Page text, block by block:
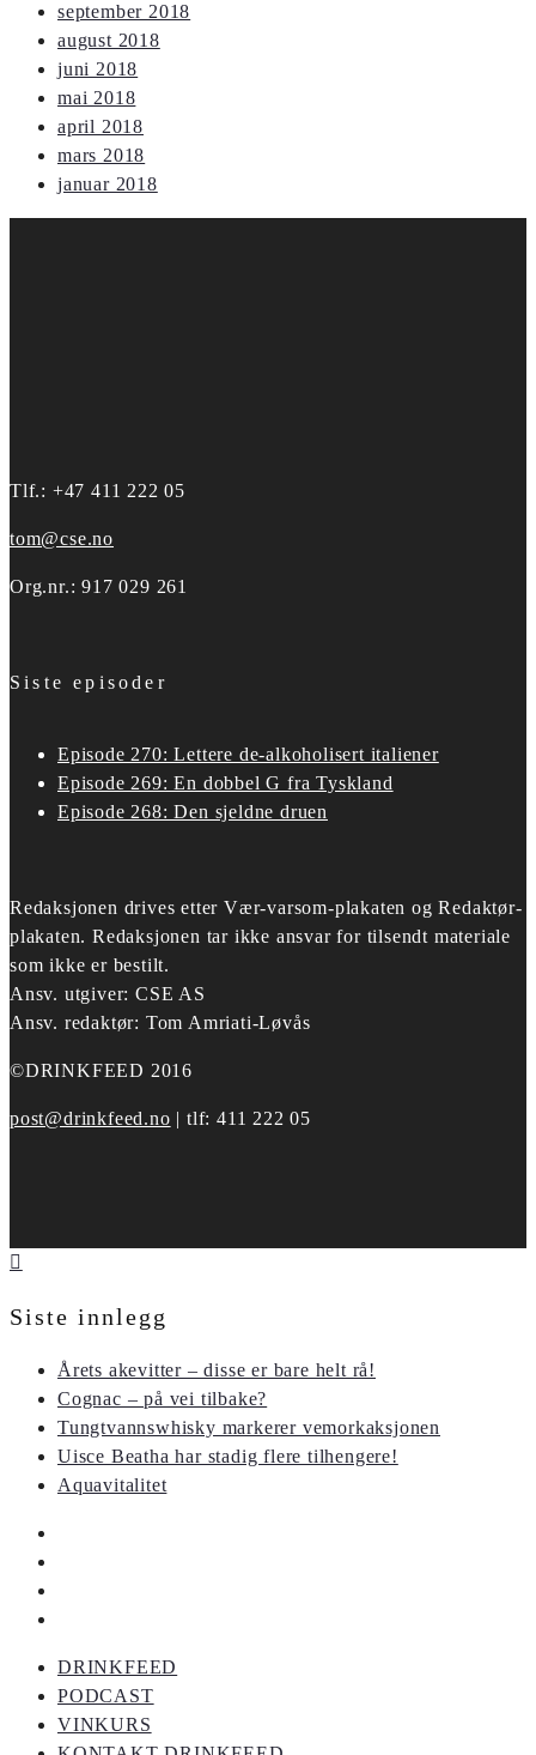
september 2018
august 2018
juni 2018
mai 2018
april 2018
mars 2018
januar 2018
Tlf.: +47 411 222 05
tom@cse.no
Org.nr.: 917 029 261
Siste episoder
Episode 270: Lettere de-alkoholisert italiener
Episode 269: En dobbel G fra Tyskland
Episode 268: Den sjeldne druen
Redaksjonen drives etter Vær-varsom-plakaten og Redaktør-
plakaten. Redaksjonen tar ikke ansvar for tilsendt materiale
som ikke er bestilt.
Ansv. utgiver: CSE AS
Ansv. redaktør: Tom Amriati-Løvås
©DRINKFEED 2016
post@drinkfeed.no | tlf: 411 222 05
Siste innlegg
Årets akevitter – disse er bare helt rå!
Cognac – på vei tilbake?
Tungtvannswhisky markerer vemorkaksjonen
Uisce Beatha har stadig flere tilhengere!
Aquavitalitet
DRINKFEED
PODCAST
VINKURS